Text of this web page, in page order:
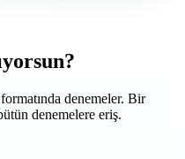
denemeler. Bir
denemelere eriş.